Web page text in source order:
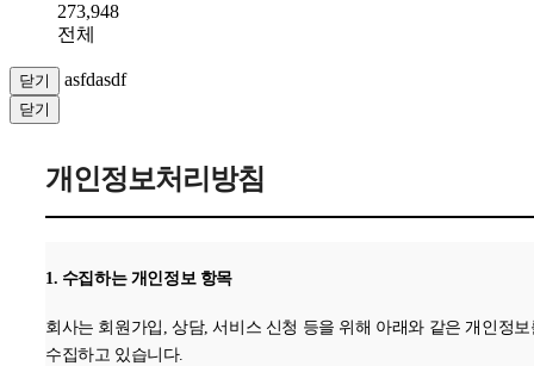
273,948
전체
닫기 asfdasdf
닫기
개인정보처리방침
1. 수집하는 개인정보 항목
회사는 회원가입, 상담, 서비스 신청 등을 위해 아래와 같은 개인정보
수집하고 있습니다.